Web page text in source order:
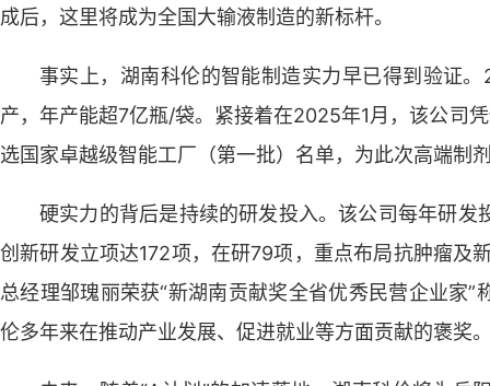
成后，这里将成为全国大输液制造的新标杆。
事实上，湖南科伦的智能制造实力早已得到验证
产，年产能超7亿瓶/袋。紧接着在2025年1月，该公司
选国家卓越级智能工厂（第一批）名单，为此次高端制
硬实力的背后是持续的研发投入。该公司每年研
创新研发立项达172项，在研79项，重点布局抗肿瘤
总经理邹瑰丽荣获“新湖南贡献奖全省优秀民营企业家
伦多年来在推动产业发展、促进就业等方面贡献的褒奖